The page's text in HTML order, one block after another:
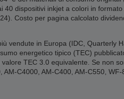
dispositivi inkjet a colori in
Costo per pagina calcolato
vendute in Europa (IDC, Quarterly
energetico tipico (TEC)
TEC 3.0 equivalente. Se non
C4000, AM-C400, AM-C550,